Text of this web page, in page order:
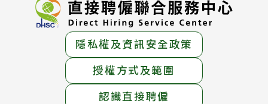
隱私權及資訊安全政策
授權方式及範圍
認識直接聘僱